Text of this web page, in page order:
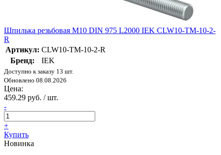
Шпилька резьбовая М10 DIN 975 L2000 IEK CLW10-TM-10-2-
R
Артикул: CLW10-TM-10-2-R
Бренд:
IEK
Доступно к заказу 13 шт.
Обновлено 08.08.2026
Цена:
459.29 руб. / шт.
-
+
Купить
Новинка